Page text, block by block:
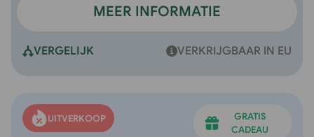
MEER INFORMATIE
VERGELIJK VERKRIJGBAAR IN EU
UITVERKOOP
GRATIS
CADEAU